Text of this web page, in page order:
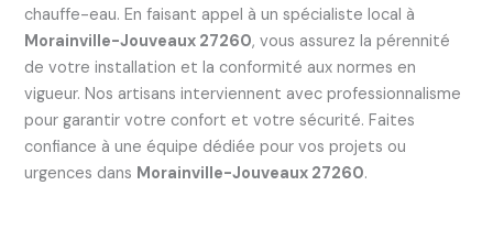
chauffe-eau. En faisant appel à un spécialiste local à
Morainville-Jouveaux 27260, vous assurez la pérennité
de votre installation et la conformité aux normes en
vigueur. Nos artisans interviennent avec professionnalisme
pour garantir votre confort et votre sécurité. Faites
confiance à une équipe dédiée pour vos projets ou
urgences dans Morainville-Jouveaux 27260.